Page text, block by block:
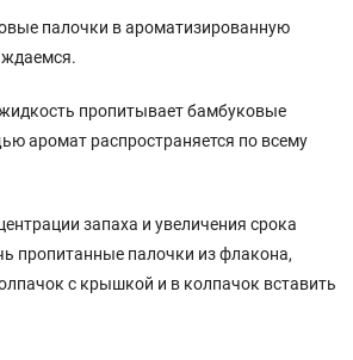
палочки в ароматизированную
пропитывает бамбуковые
аромат распространяется по всему
запаха и увеличения срока
пропитанные палочки из флакона,
с крышкой и в колпачок вставить